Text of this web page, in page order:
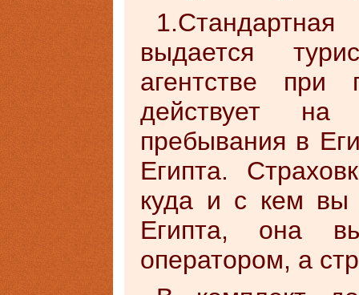
выдается
агентстве при
действует
пребывания в
Египта.
куда и с кем вы
Египта, она
оператором, а